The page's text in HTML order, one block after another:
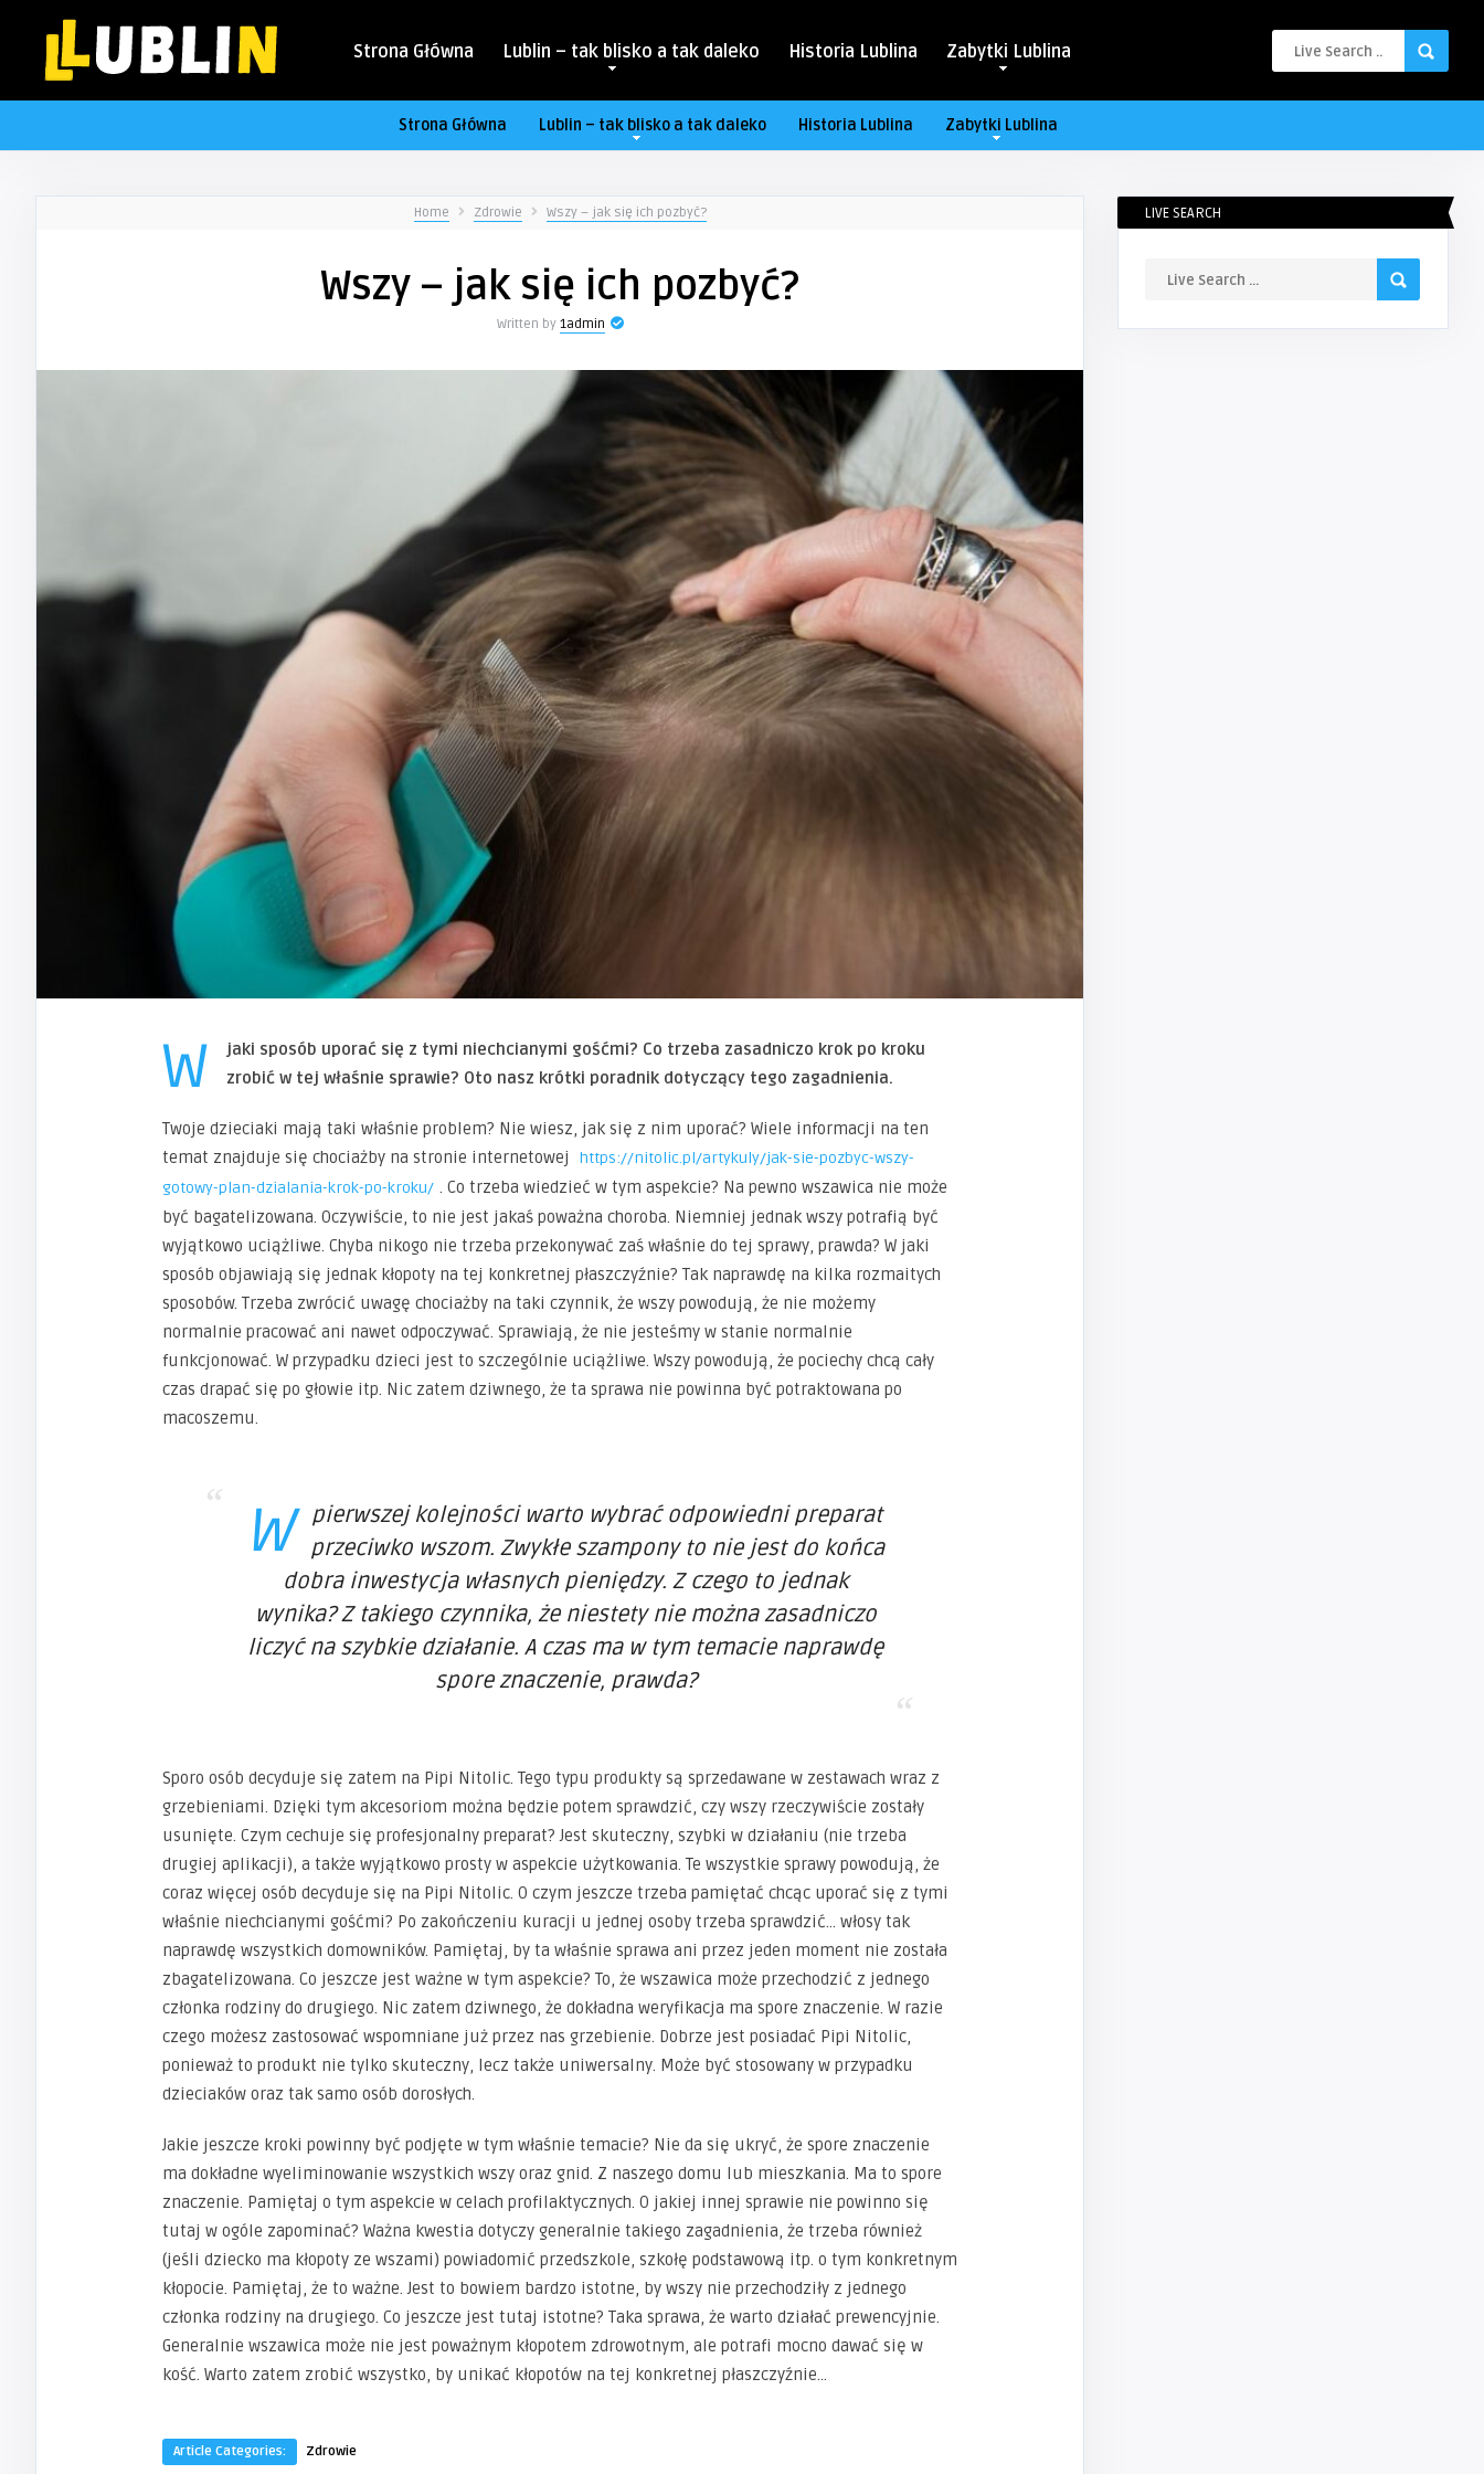
Strona Główna Lublin – tak blisko a tak daleko Historia Lublina Zabytki Lublina
Strona Główna Lublin – tak blisko a tak daleko Historia Lublina Zabytki Lublina
Home Zdrowie Wszy – jak się ich pozbyć?
Wszy – jak się ich pozbyć?
Written by 1admin
W
jaki sposób uporać się z tymi niechcianymi gośćmi? Co trzeba zasadniczo krok po kroku
zrobić w tej właśnie sprawie? Oto nasz krótki poradnik dotyczący tego zagadnienia.
Twoje dzieciaki mają taki właśnie problem? Nie wiesz, jak się z nim uporać? Wiele informacji na ten
temat znajduje się chociażby na stronie internetowej
https://nitolic.pl/artykuly/jak-sie-pozbyc-wszy-
gotowy-plan-dzialania-krok-po-kroku/ . Co trzeba wiedzieć w tym aspekcie? Na pewno wszawica nie może
być bagatelizowana. Oczywiście, to nie jest jakaś poważna choroba. Niemniej jednak wszy potrafią być
wyjątkowo uciążliwe. Chyba nikogo nie trzeba przekonywać zaś właśnie do tej sprawy, prawda? W jaki
sposób objawiają się jednak kłopoty na tej konkretnej płaszczyźnie? Tak naprawdę na kilka rozmaitych
sposobów. Trzeba zwrócić uwagę chociażby na taki czynnik, że wszy powodują, że nie możemy
normalnie pracować ani nawet odpoczywać. Sprawiają, że nie jesteśmy w stanie normalnie
funkcjonować. W przypadku dzieci jest to szczególnie uciążliwe. Wszy powodują, że pociechy chcą cały
czas drapać się po głowie itp. Nic zatem dziwnego, że ta sprawa nie powinna być potraktowana po
macoszemu.
W
pierwszej kolejności warto wybrać odpowiedni preparat
przeciwko wszom. Zwykłe szampony to nie jest do końca
dobra inwestycja własnych pieniędzy. Z czego to jednak
wynika? Z takiego czynnika, że niestety nie można zasadniczo
liczyć na szybkie działanie. A czas ma w tym temacie naprawdę
spore znaczenie, prawda?
Sporo osób decyduje się zatem na Pipi Nitolic. Tego typu produkty są sprzedawane w zestawach wraz z
grzebieniami. Dzięki tym akcesoriom można będzie potem sprawdzić, czy wszy rzeczywiście zostały
usunięte. Czym cechuje się profesjonalny preparat? Jest skuteczny, szybki w działaniu (nie trzeba
drugiej aplikacji), a także wyjątkowo prosty w aspekcie użytkowania. Te wszystkie sprawy powodują, że
coraz więcej osób decyduje się na Pipi Nitolic. O czym jeszcze trzeba pamiętać chcąc uporać się z tymi
właśnie niechcianymi gośćmi? Po zakończeniu kuracji u jednej osoby trzeba sprawdzić… włosy tak
naprawdę wszystkich domowników. Pamiętaj, by ta właśnie sprawa ani przez jeden moment nie została
zbagatelizowana. Co jeszcze jest ważne w tym aspekcie? To, że wszawica może przechodzić z jednego
członka rodziny do drugiego. Nic zatem dziwnego, że dokładna weryfikacja ma spore znaczenie. W razie
czego możesz zastosować wspomniane już przez nas grzebienie. Dobrze jest posiadać Pipi Nitolic,
ponieważ to produkt nie tylko skuteczny, lecz także uniwersalny. Może być stosowany w przypadku
dzieciaków oraz tak samo osób dorosłych.
Jakie jeszcze kroki powinny być podjęte w tym właśnie temacie? Nie da się ukryć, że spore znaczenie
ma dokładne wyeliminowanie wszystkich wszy oraz gnid. Z naszego domu lub mieszkania. Ma to spore
znaczenie. Pamiętaj o tym aspekcie w celach profilaktycznych. O jakiej innej sprawie nie powinno się
tutaj w ogóle zapominać? Ważna kwestia dotyczy generalnie takiego zagadnienia, że trzeba również
(jeśli dziecko ma kłopoty ze wszami) powiadomić przedszkole, szkołę podstawową itp. o tym konkretnym
kłopocie. Pamiętaj, że to ważne. Jest to bowiem bardzo istotne, by wszy nie przechodziły z jednego
członka rodziny na drugiego. Co jeszcze jest tutaj istotne? Taka sprawa, że warto działać prewencyjnie.
Generalnie wszawica może nie jest poważnym kłopotem zdrowotnym, ale potrafi mocno dawać się w
kość. Warto zatem zrobić wszystko, by unikać kłopotów na tej konkretnej płaszczyźnie…
Article Categories: Zdrowie
LIVE SEARCH